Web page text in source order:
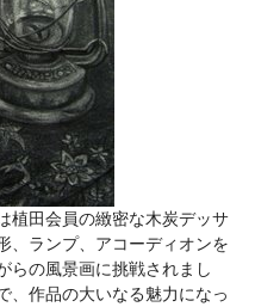
植田会員の緻密な木炭デッサ
、ランプ、アコーディオンを
らの風景画に挑戦されまし
、作品の大いなる魅力になっ